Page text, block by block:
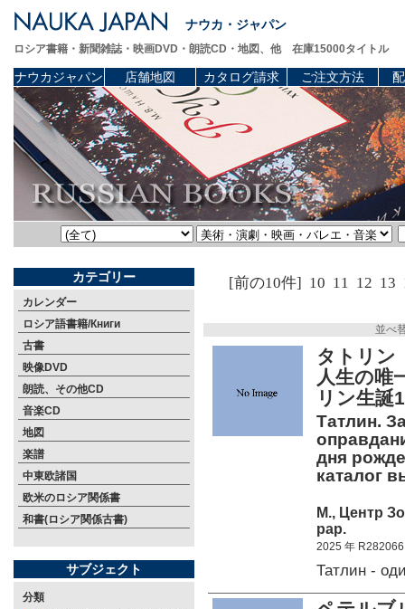
ナウカ・ジャパン
ロシア書籍・新聞雑誌・映画DVD・朗読CD・地図、他 在庫15000タイトル
ナウカジャパン 店舗地図 カタログ請求 ご注文方法
カテゴリー
カレンダー
ロシア語書籍/Книги
古書
映像DVD
朗読、その他CD
音楽CD
地図
楽譜
中東欧諸国
欧米のロシア関係書
和書(ロシア関係古書)
サブジェクト
分類
[前の10件] 10 11 12 13
並べ
タトリ
人生の唯
リン生誕
Татлин.
дня
каталог
М., Центр
pap.
2025 年 R282066
Татлин -